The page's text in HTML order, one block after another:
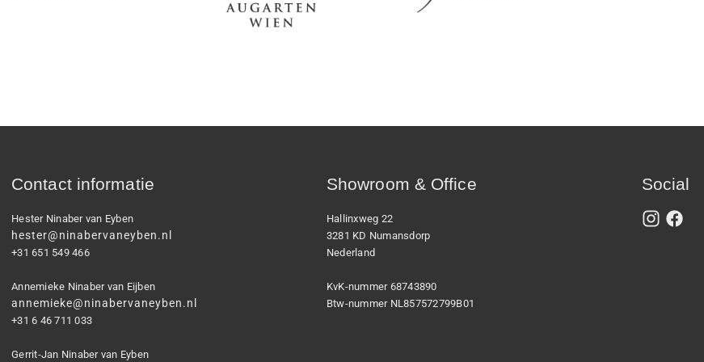
Contact informatie
Hester Ninaber van Eyben
hester@ninabervaneyben.nl
+31 651 549 466
Annemieke Ninaber van Eijben
annemieke@ninabervaneyben.nl
+31 6 46 711 033
Gerrit-Jan Ninaber van Eyben
Showroom & Office
Hallinxweg 22
3281 KD Numansdorp
Nederland
KvK-nummer 68743890
Btw-nummer NL857572799B01
Social